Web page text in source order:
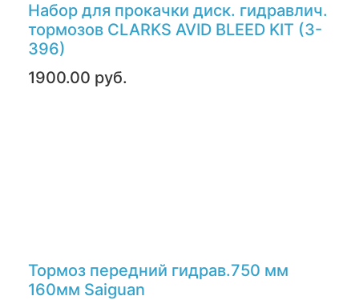
Набор для прокачки диск. гидравлич.
тормозов CLARKS AVID BLEED KIT (3-
396)
1900.00 руб.
Тормоз передний гидрав.750 мм
160мм Saiguan